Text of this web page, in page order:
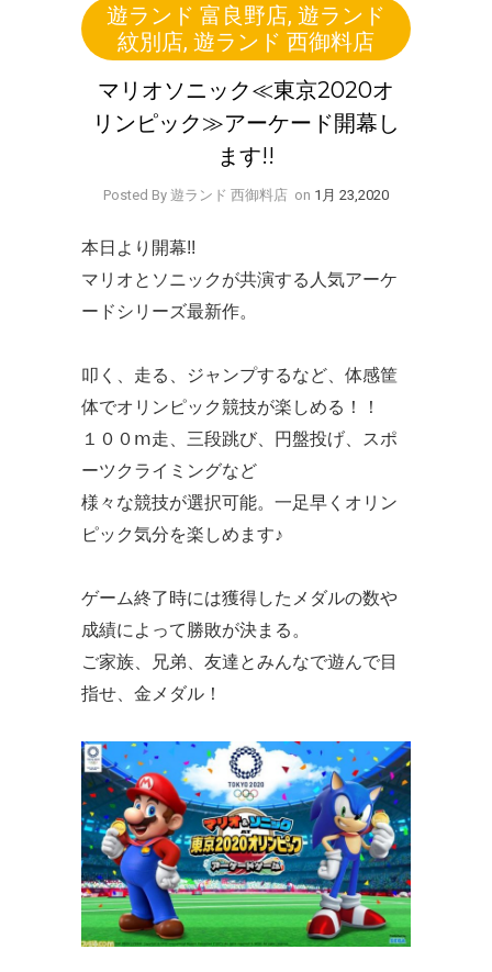
遊ランド 富良野店, 遊ランド
紋別店, 遊ランド 西御料店
マリオソニック≪東京2020オ
リンピック≫アーケード開幕し
ます!!
Posted By 遊ランド 西御料店 on 1月 23,2020
本日より開幕!!
マリオとソニックが共演する人気アーケ
ードシリーズ最新作。
叩く、走る、ジャンプするなど、体感筐
体でオリンピック競技が楽しめる！！
１００ⅿ走、三段跳び、円盤投げ、スポ
ーツクライミングなど
様々な競技が選択可能。一足早くオリン
ピック気分を楽しめます♪
ゲーム終了時には獲得したメダルの数や
成績によって勝敗が決まる。
ご家族、兄弟、友達とみんなで遊んで目
指せ、金メダル！